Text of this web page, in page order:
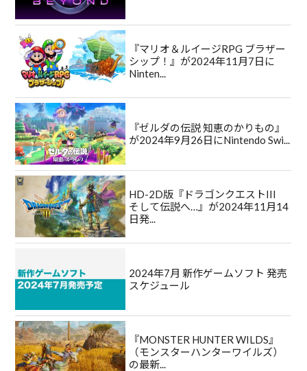
『マリオ＆ルイージRPG ブラザー
シップ！』が2024年11月7日に
Ninten...
『ゼルダの伝説 知恵のかりもの』
が2024年9月26日にNintendo Swi...
HD-2D版『ドラゴンクエストIII
そして伝説へ…』が2024年11月14
日発...
2024年7月 新作ゲームソフト 発売
スケジュール
『MONSTER HUNTER WILDS』
（モンスターハンターワイルズ）
の最新...